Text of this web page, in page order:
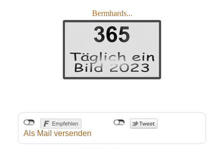
Bermhards...
Als Mail versenden